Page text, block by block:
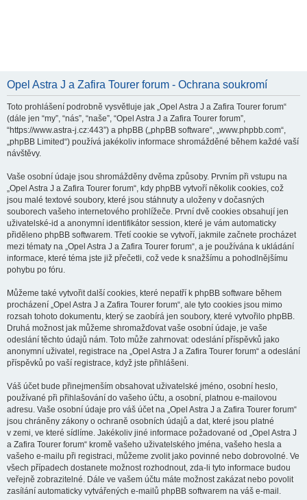
Opel Astra J a Zafira Tourer forum - Ochrana soukromí
Toto prohlášení podrobně vysvětluje jak „Opel Astra J a Zafira Tourer forum“
(dále jen “my”, “nás”, “naše”, “Opel Astra J a Zafira Tourer forum”,
“https://www.astra-j.cz:443”) a phpBB („phpBB software“, „www.phpbb.com“,
„phpBB Limited“) používá jakékoliv informace shromážděné během každé vaší
návštěvy.
Vaše osobní údaje jsou shromážděny dvěma způsoby. Prvním při vstupu na
„Opel Astra J a Zafira Tourer forum“, kdy phpBB vytvoří několik cookies, což
jsou malé textové soubory, které jsou stáhnuty a uloženy v dočasných
souborech vašeho internetového prohlížeče. První dvě cookies obsahují jen
uživatelské-id a anonymní identifikátor session, které je vám automaticky
přiděleno phpBB softwarem. Třetí cookie se vytvoří, jakmile začnete procházet
mezi tématy na „Opel Astra J a Zafira Tourer forum“, a je používána k ukládání
informace, které téma jste již přečetli, což vede k snažšímu a pohodlnějšímu
pohybu po fóru.
Můžeme také vytvořit další cookies, které nepatří k phpBB software během
procházení „Opel Astra J a Zafira Tourer forum“, ale tyto cookies jsou mimo
rozsah tohoto dokumentu, který se zaobírá jen soubory, které vytvořilo phpBB.
Druhá možnost jak můžeme shromažďovat vaše osobní údaje, je vaše
odeslání těchto údajů nám. Toto může zahrnovat: odeslání příspěvků jako
anonymní uživatel, registrace na „Opel Astra J a Zafira Tourer forum“ a odeslání
příspěvků po vaší registrace, když jste přihlášeni.
Váš účet bude přinejmenším obsahovat uživatelské jméno, osobní heslo,
používané při přihlašování do vašeho účtu, a osobní, platnou e-mailovou
adresu. Vaše osobní údaje pro váš účet na „Opel Astra J a Zafira Tourer forum“
jsou chráněny zákony o ochraně osobních údajů a dat, které jsou platné
v zemi, ve které sídlíme. Jakékoliv jiné informace požadované od „Opel Astra J
a Zafira Tourer forum“ kromě vašeho uživatelského jména, vašeho hesla a
vašeho e-mailu při registraci, můžeme zvolit jako povinné nebo dobrovolné. Ve
všech případech dostanete možnost rozhodnout, zda-li tyto informace budou
veřejně zobrazitelné. Dále ve vašem účtu máte možnost zakázat nebo povolit
zasílání automaticky vytvářených e-mailů phpBB softwarem na váš e-mail.